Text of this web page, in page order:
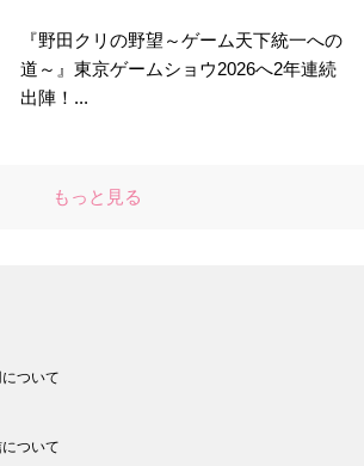
『野田クリの野望～ゲーム天下統一への
道～』東京ゲームショウ2026へ2年連続
出陣！...
もっと見る
ついて
ついて